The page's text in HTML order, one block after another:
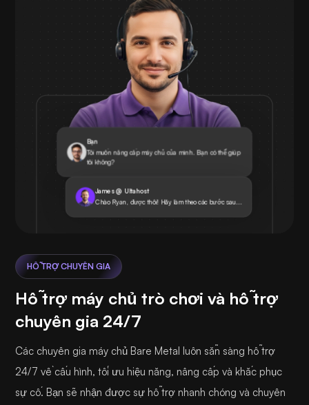
Bạn
Tôi muốn nâng cấp máy chủ của mình. Bạn có thể giúp
tôi không?
James @ Ultahost
Chào Ryan, được thôi! Hãy làm theo các bước sau...
HỖ TRỢ CHUYÊN GIA
Hỗ trợ máy chủ trò chơi và hỗ trợ
chuyên gia 24/7
Các chuyên gia máy chủ Bare Metal luôn sẵn sàng hỗ trợ
24/7 về cấu hình, tối ưu hiệu năng, nâng cấp và khắc phục
sự cố. Bạn sẽ nhận được sự hỗ trợ nhanh chóng và chuyên